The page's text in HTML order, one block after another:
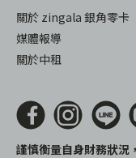
關於 zingala 銀角零卡
媒體報導
關於中租
謹慎衡量自身財務狀況